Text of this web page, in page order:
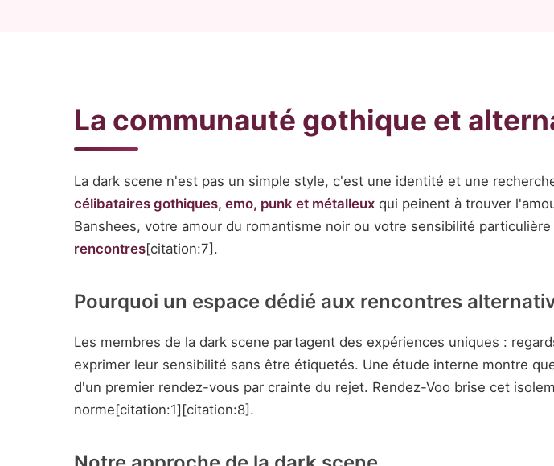
La communauté gothique et
La dark scene n'est pas un simple style, c'est une identité et une
célibataires gothiques, emo, punk et métalleux qui peinent à trouver
Banshees, votre amour du romantisme noir ou votre sensibilité
rencontres[citation:7].
Pourquoi un espace dédié aux rencontres
Les membres de la dark scene partagent des expériences uniques :
exprimer leur sensibilité sans être étiquetés. Une étude interne montre
d'un premier rendez-vous par crainte du rejet. Rendez-Voo brise cet
norme[citation:1][citation:8].